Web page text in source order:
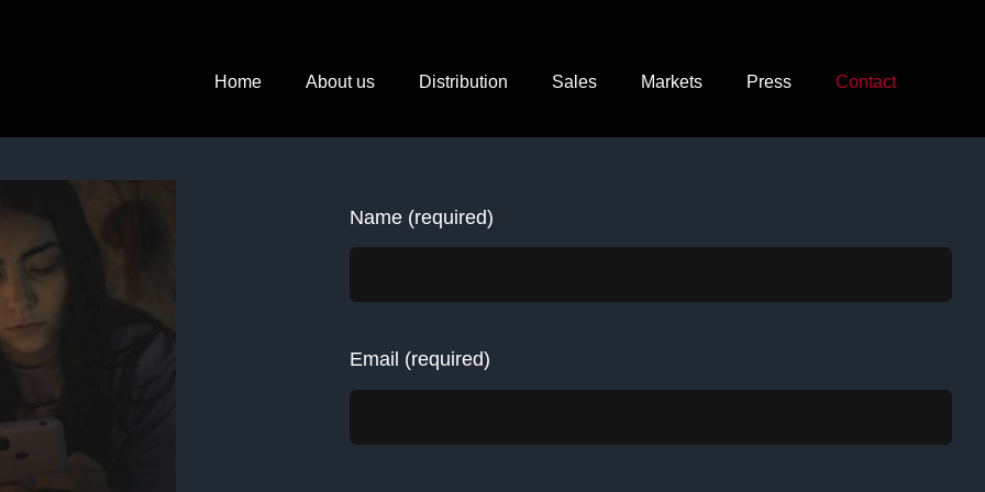
Home About us Distribution Sales Markets Press Contact
Name (required)
Email (required)